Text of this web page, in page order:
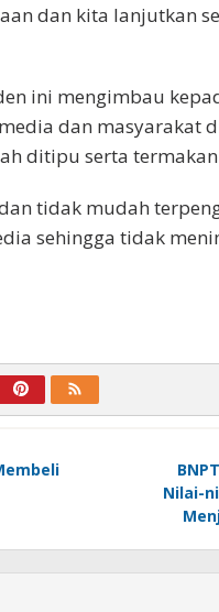
dan kita lanjutkan
ini mengimbau
dan masyarakat
ditipu serta
tidak mudah
sehingga tidak
Nilai-